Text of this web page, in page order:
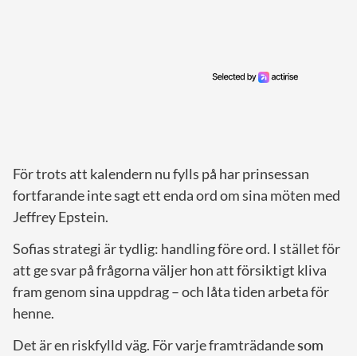
För trots att kalendern nu fylls på har prinsessan
fortfarande inte sagt ett enda ord om sina möten med
Jeffrey Epstein.
Sofias strategi är tydlig: handling före ord. I stället för
att ge svar på frågorna väljer hon att försiktigt kliva
fram genom sina uppdrag – och låta tiden arbeta för
henne.
Det är en riskfylld väg. För varje framträdandesom